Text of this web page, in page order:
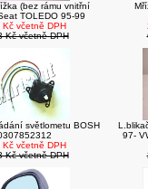
(bez rámu vnitřní
TOLEDO 95-99
Kč včetně DPH
Kč včetně DPH
světlometu BOSH
Kč včetně DPH
Kč včetně DPH
97-